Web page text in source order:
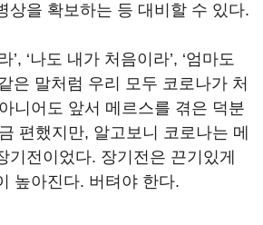
상을 확보하는 등 대비할 수 있다.
’, ‘나도 내가 처음이라’, ‘엄마도
은 말처럼 우리 모두 코로나가 처
니어도 앞서 메르스를 겪은 덕분
편했지만, 알고보니 코로나는 메
기전이었다. 장기전은 끈기있게
높아진다. 버텨야 한다.